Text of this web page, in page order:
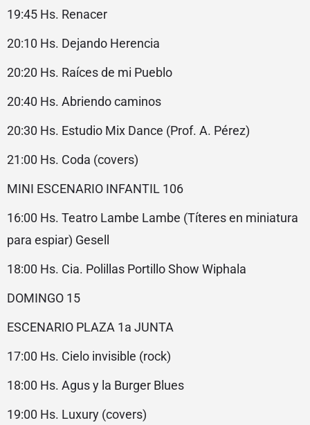
19:45 Hs. Renacer
20:10 Hs. Dejando Herencia
20:20 Hs. Raíces de mi Pueblo
20:40 Hs. Abriendo caminos
20:30 Hs. Estudio Mix Dance (Prof. A. Pérez)
21:00 Hs. Coda (covers)
MINI ESCENARIO INFANTIL 106
16:00 Hs. Teatro Lambe Lambe (Títeres en miniatura
para espiar) Gesell
18:00 Hs. Cia. Polillas Portillo Show Wiphala
DOMINGO 15
ESCENARIO PLAZA 1a JUNTA
17:00 Hs. Cielo invisible (rock)
18:00 Hs. Agus y la Burger Blues
19:00 Hs. Luxury (covers)